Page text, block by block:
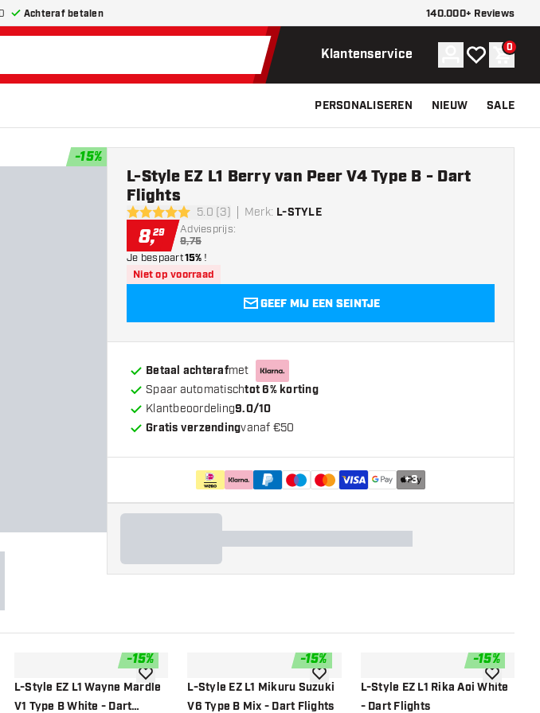
Achteraf betalen 140.000+ Reviews
Klantenservice Account
Mijn 0
PERSONALISEREN NIEUW SALE
-15%
5 score sterren5.0 (3) Merk: L-STYLE
L-Style EZ L1 Berry van Peer V4 Type B - Dart
Flights
8,29 Adviesprijs:
9,75
Je bespaart15% !
Niet op voorraad
GEEF MIJ EEN SEINTJE
Betaal achterafmet
Spaar automatischtot 6% korting
Klantbeoordeling9.0/10
Gratis verzendingvanaf €50
+3
aan verlanglijst
-15%
L-Style EZ L1 Wayne Mardle
V1 Type B White - Dart
toevoegen aan verlanglijst
-15%
L-Style EZ L1 Mikuru Suzuki
V6 Type B Mix - Dart Flights
toevoegen aan verlanglijst
-15%
L-Style EZ L1 Rika Aoi White
- Dart Flights